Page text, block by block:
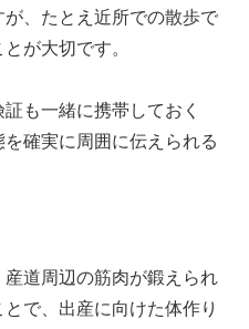
、たとえ近所での散歩で
が大切です。
も一緒に携帯しておく
確実に周囲に伝えられる
道周辺の筋肉が鍛えられ
で、出産に向けた体作り